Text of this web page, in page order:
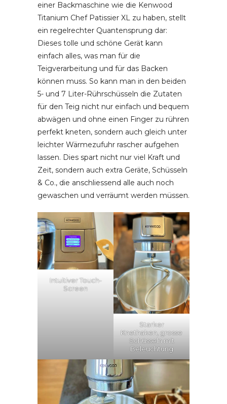
einer Backmaschine wie die Kenwood
Titanium Chef Patissier XL zu haben, stellt
ein regelrechter Quantensprung dar:
Dieses tolle und schöne Gerät kann
einfach alles, was man für die
Teigverarbeitung und für das Backen
können muss. So kann man in den beiden
5- und 7 Liter-Rührschüsseln die Zutaten
für den Teig nicht nur einfach und bequem
abwägen und ohne einen Finger zu rühren
perfekt kneten, sondern auch gleich unter
leichter Wärmezufuhr rascher aufgehen
lassen. Dies spart nicht nur viel Kraft und
Zeit, sondern auch extra Geräte, Schüsseln
& Co., die anschliessend alle auch noch
gewaschen und verräumt werden müssen.
Intuitiver Touch-
Screen
Starker
Knethaken, grosse
Schüsseln mit
Beleuchtung